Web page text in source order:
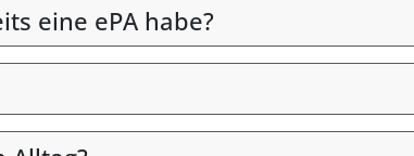
eine ePA habe?